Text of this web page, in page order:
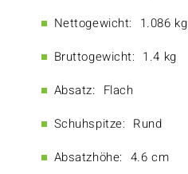
Nettogewicht: 1.086 kg
Bruttogewicht: 1.4 kg
Absatz: Flach
Schuhspitze: Rund
Absatzhöhe: 4.6 cm